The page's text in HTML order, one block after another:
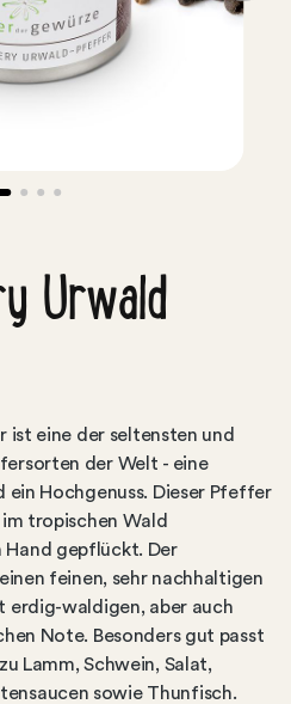
Urwald
eine der seltensten und
der Welt - eine
Hochgenuss. Dieser Pfeffer
tropischen Wald
Hand gepflückt. Der
feinen, sehr nachhaltigen
erdig-waldigen, aber auch
Note. Besonders gut passt
Lamm, Schwein, Salat,
sowie Thunfisch.